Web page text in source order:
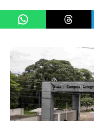
Share on WhatsApp
Share